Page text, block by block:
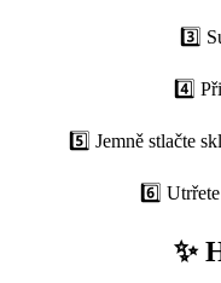
3️⃣
4️⃣
5️⃣ Jemně stlačte
6️⃣
✨